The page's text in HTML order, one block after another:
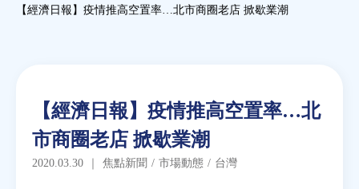
搜
尋
焦點新聞
教育推廣
您
【經濟日報】疫情推高空置率…北市商圈老店 掀歇業潮
Back
top
【經濟日報】疫情推高空置率…北
市商圈老店 掀歇業潮
2020.03.30 ｜ 焦點新聞 / 市場動態 / 台灣